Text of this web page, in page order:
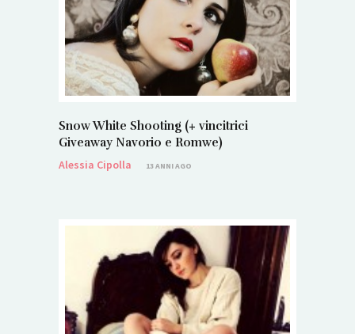
Snow White Shooting (+ vincitrici
Giveaway Navorio e Romwe)
Alessia Cipolla
13 ANNI AGO